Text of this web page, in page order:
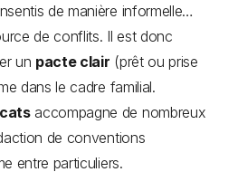
de manière informelle…
de conflits. Il est donc
un pacte clair (prêt ou prise
dans le cadre familial.
accompagne de nombreux
de conventions
entre particuliers.